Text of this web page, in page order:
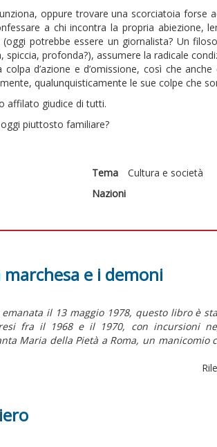
oppure trovare una scorciatoia forse
a chi incontra la propria abiezione,
potrebbe essere un giornalista? Un
profonda?), assumere la radicale
d’azione e d’omissione, così che
qualunquisticamente le sue colpe che
affilato giudice di tutti.
piuttosto familiare?
Tema
Cultura e società
Nazioni
e i demoni
il 13 maggio 1978, questo libro è
fra il 1968 e il 1970, con incursioni
Maria della Pietà a Roma, un manicomio